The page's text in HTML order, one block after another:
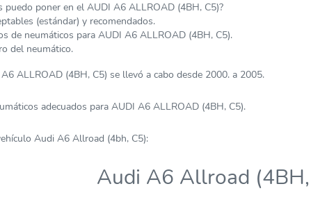
puedo poner en el AUDI A6 ALLROAD (4BH, C5)?
(estándar) y recomendados.
de neumáticos para AUDI A6 ALLROAD (4BH, C5).
del neumático.
ALLROAD (4BH, C5) se llevó a cabo desde 2000. a 2005.
adecuados para AUDI A6 ALLROAD (4BH, C5).
Audi A6 Allroad (4bh, C5):
Audi A6 Allroad